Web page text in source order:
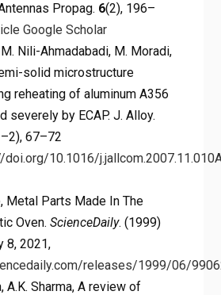
Propag. 6(2), 196–
Google Scholar
Nili-Ahmadabadi, M. Moradi,
solid microstructure
reheating of aluminum A356
severely by ECAP. J. Alloy.
67–72
doi.org/10.1016/j.jallcom.2007.11.010
Metal Parts Made In The
Oven. ScienceDaily. (1999)
8, 2021,
releases/1999/06/
A.K. Sharma, A review of